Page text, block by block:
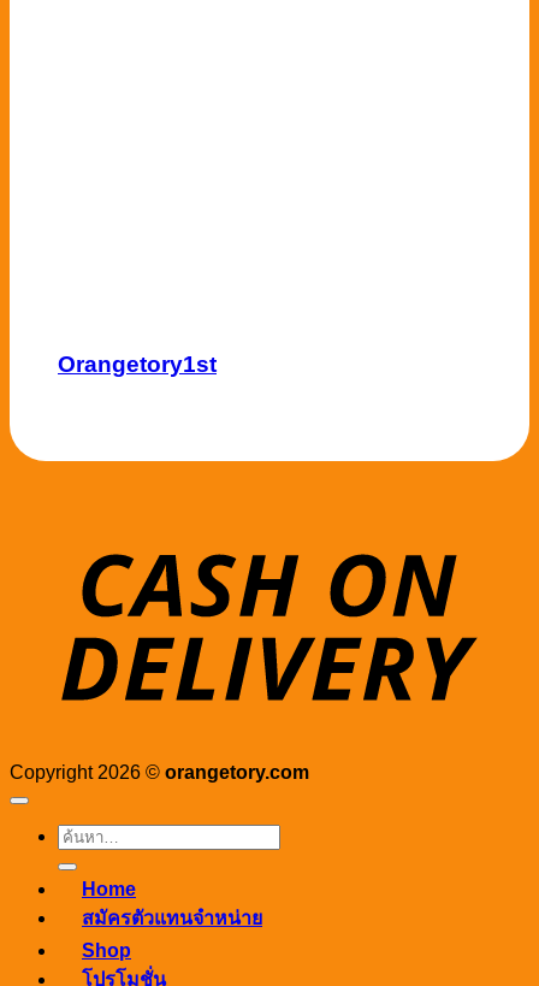
Orangetory1st
Copyright 2026 © orangetory.com
ค้นหา:
Home
สมัครตัวแทนจำหน่าย
Shop
โปรโมชั่น